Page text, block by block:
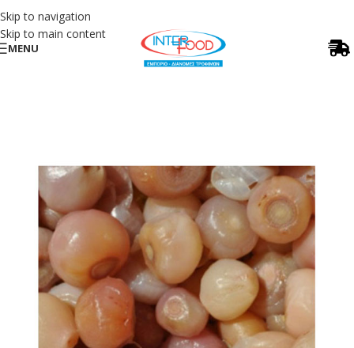
Skip to navigation
Skip to main content
MENU